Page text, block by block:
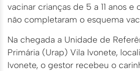
vacinar crianças de 5 a 11 anos e
não completaram o esquema
Na chegada a Unidade de
Primária (Urap) Vila Ivonete,
Ivonete, o gestor recebeu o